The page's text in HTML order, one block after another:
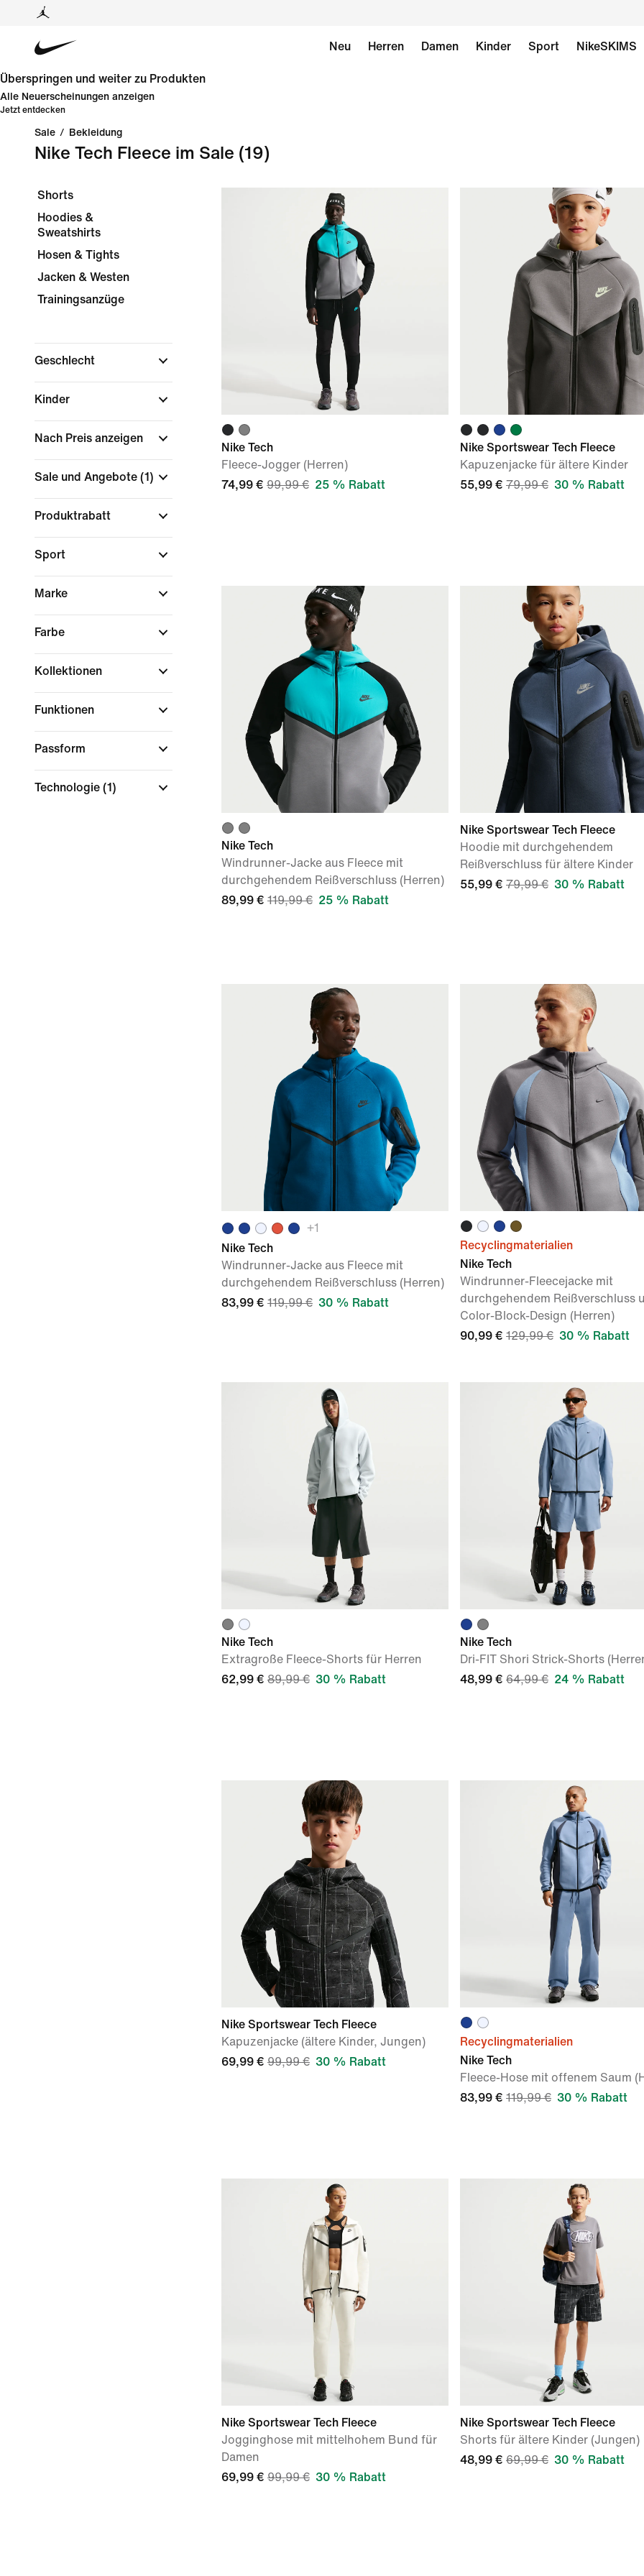
Neu Herren Damen Kinder Sport NikeSKIMS
Überspringen und weiter zu Produkten
Alle Neuerscheinungen anzeigen
Jetzt entdecken
Sale / Bekleidung
Nike Tech Fleece im Sale (19)
Shorts
Hoodies &
Sweatshirts
Hosen & Tights
Jacken & Westen
Trainingsanzüge
Geschlecht
Kinder
Nach Preis anzeigen
Sale und Angebote (1)
Produktrabatt
Sport
Marke
Farbe
Kollektionen
Funktionen
Passform
Technologie (1)
Nike Tech
Fleece-Jogger (Herren)
74,99 € 99,99 € 25 % Rabatt
Nike Sportswear Tech Fleece
Kapuzenjacke für ältere Kinder
55,99 € 79,99 € 30 % Rabatt
Nike Tech
Windrunner-Jacke aus Fleece mit
durchgehendem Reißverschluss (Herren)
89,99 € 119,99 € 25 % Rabatt
Nike Sportswear Tech Fleece
Hoodie mit durchgehendem
Reißverschluss für ältere Kinder
55,99 € 79,99 € 30 % Rabatt
+1
Nike Tech
Windrunner-Jacke aus Fleece mit
durchgehendem Reißverschluss (Herren)
83,99 € 119,99 € 30 % Rabatt
Recyclingmaterialien
Nike Tech
Windrunner-Fleecejacke mit
durchgehendem Reißverschluss
Color-Block-Design (Herren)
90,99 € 129,99 € 30 % Rabatt
Nike Tech
Extragroße Fleece-Shorts für Herren
62,99 € 89,99 € 30 % Rabatt
Nike Tech
Dri-FIT Shori Strick-Shorts
48,99 € 64,99 € 24 % Rabatt
Nike Sportswear Tech Fleece
Kapuzenjacke (ältere Kinder, Jungen)
69,99 € 99,99 € 30 % Rabatt
Recyclingmaterialien
Nike Tech
Fleece-Hose mit offenem Saum
83,99 € 119,99 € 30 % Rabatt
Nike Sportswear Tech Fleece
Jogginghose mit mittelhohem Bund für
Damen
69,99 € 99,99 € 30 % Rabatt
Nike Sportswear Tech Fleece
Shorts für ältere Kinder (Jungen)
48,99 € 69,99 € 30 % Rabatt